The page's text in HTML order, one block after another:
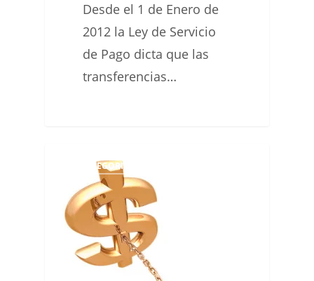
Desde el 1 de Enero de
2012 la Ley de Servicio
de Pago dicta que las
transferencias…
REDUCIR
MOROSIDAD
UNCATEGORIZED